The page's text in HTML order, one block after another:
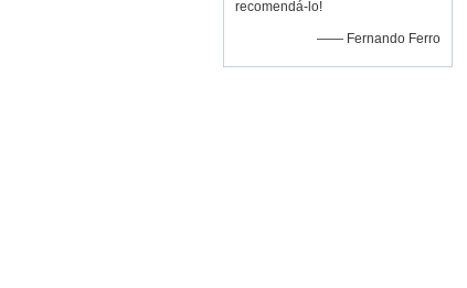
recomendá-lo!
—— Fernando Ferro